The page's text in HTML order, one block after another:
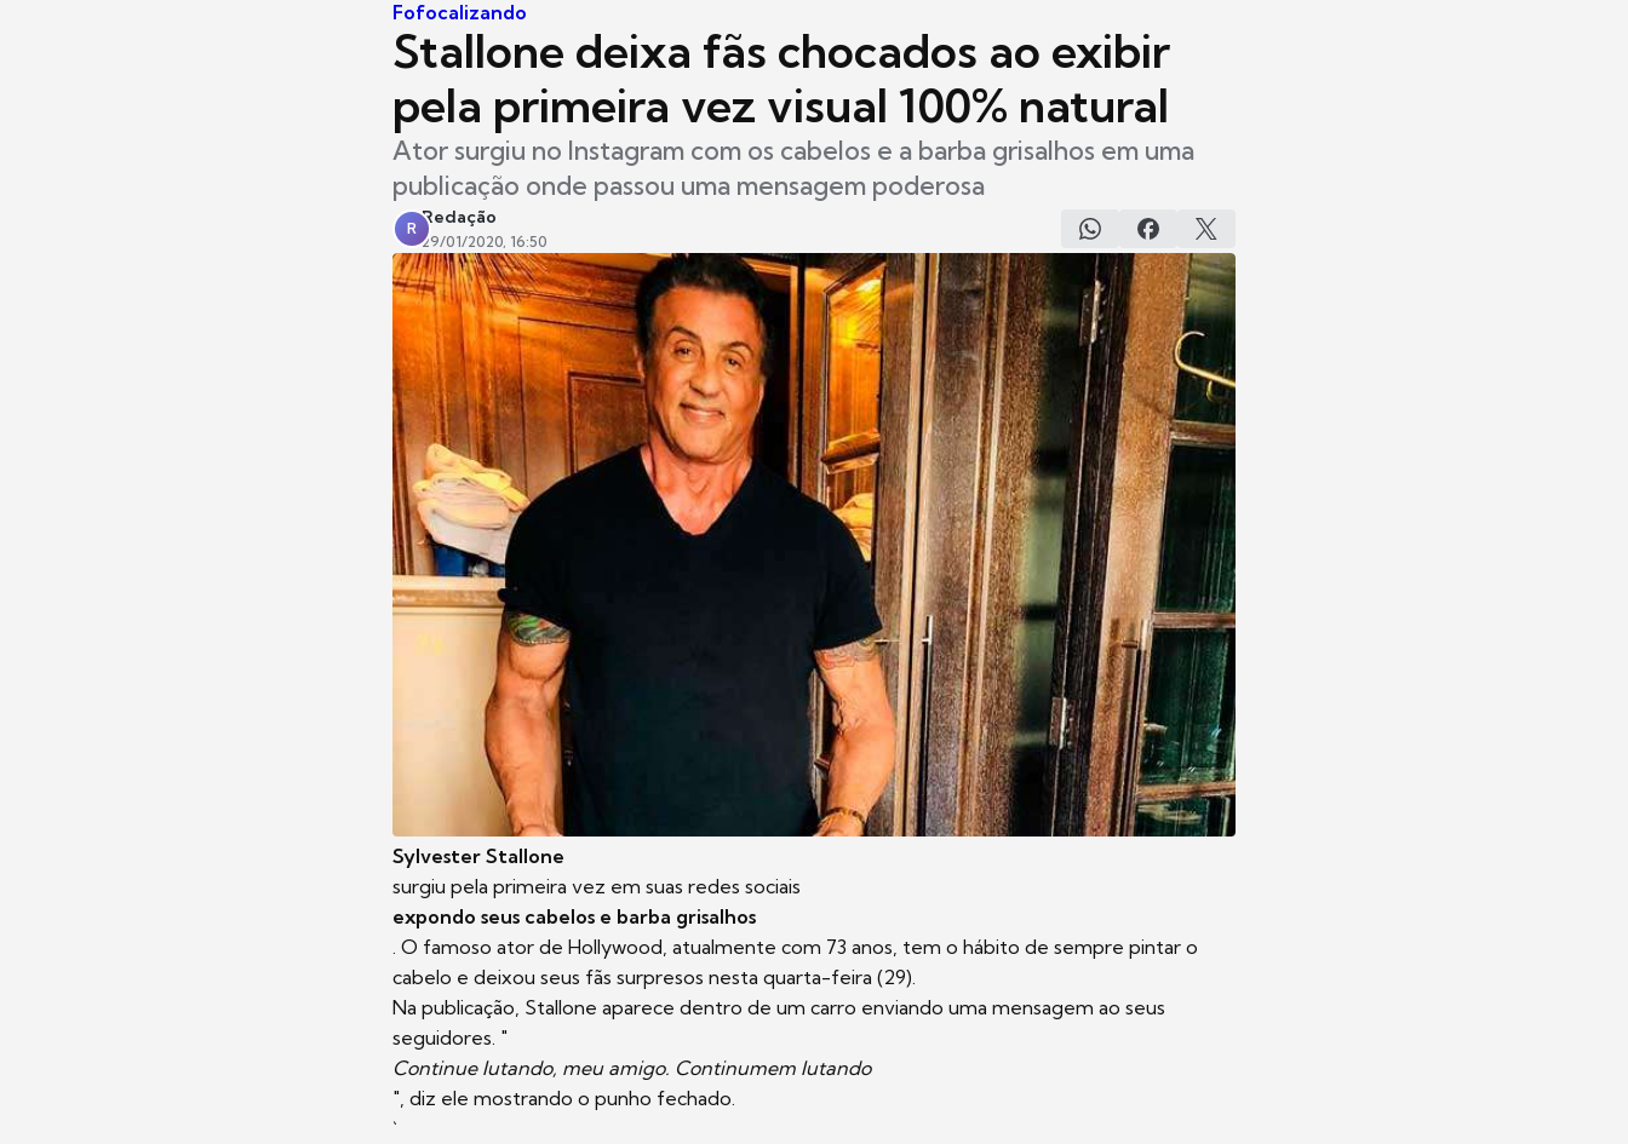
Fofocalizando
Stallone deixa fãs chocados ao exibir
pela primeira vez visual 100% natural
Ator surgiu no Instagram com os cabelos e a barba grisalhos em uma
publicação onde passou uma mensagem poderosa
R
Redação
29/01/2020, 16:50
Sylvester Stallone
surgiu pela primeira vez em suas redes sociais
expondo seus cabelos e barba grisalhos
. O famoso ator de Hollywood, atualmente com 73 anos, tem o hábito de sempre pintar o
cabelo e deixou seus fãs surpresos nesta quarta-feira (29).
Na publicação, Stallone aparece dentro de um carro enviando uma mensagem ao seus
seguidores. "
Continue lutando, meu amigo. Continumem lutando
", diz ele mostrando o punho fechado.
`